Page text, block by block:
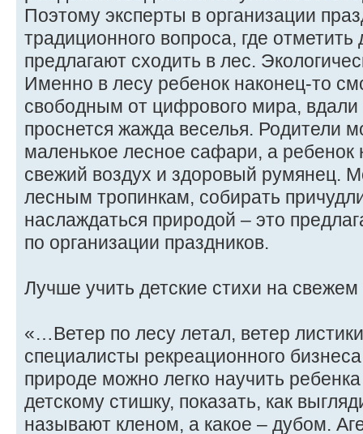
Поэтому эксперты в организации
традиционного вопроса, где
предлагают сходить в лес.
Именно в лесу ребенок наконец-то
свободным от цифрового мира,
проснется жажда веселья. Родители
маленькое лесное сафари, а ребенок
свежий воздух и здоровый румянец.
лесным тропинкам, собирать
наслаждаться природой – это
по организации праздников.
Лучше учить детские стихи на свежем
«…Ветер по лесу летал, ветер
специалисты рекреационного
природе можно легко научить
детскому стишку, показать, как
называют кленом, а какое – дубом.